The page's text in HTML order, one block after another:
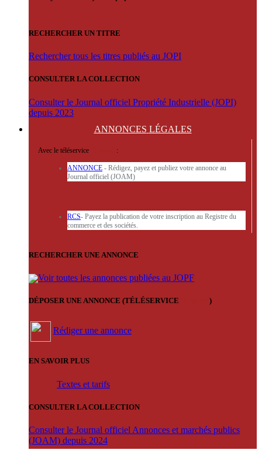
RECHERCHER UN TITRE
Rechercher tous les titres publiés au JOPI
CONSULTER LA COLLECTION
Consulter le Journal officiel Propriété Industrielle (JOPI)
depuis 2023
ANNONCES LÉGALES
Avec le téléservice :
ANNONCE - Rédigez, payez et publiez votre annonce au
Journal officiel (JOAM)
RCS- Payez la publication de votre inscription au Registre du
commerce et des sociétés.
RECHERCHER UNE ANNONCE
Voir toutes les annonces publiées au JOPF
DÉPOSER UNE ANNONCE (TÉLÉSERVICE )
Rédiger une annonce
EN SAVOIR PLUS
Textes et tarifs
CONSULTER LA COLLECTION
Consulter le Journal officiel Annonces et marchés publics
(JOAM) depuis 2024